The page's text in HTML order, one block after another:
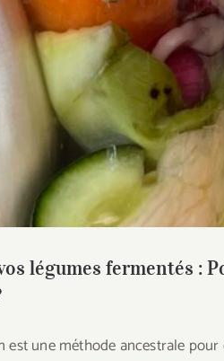
vos légumes fermentés :
légumes fermentés :
est une méthode ancestrale